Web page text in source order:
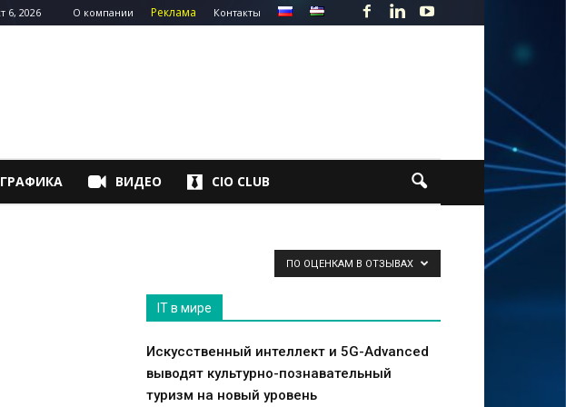
6, 2026 О компании Реклама Контакты
ВИДЕО CIO CLUB
ПО ОЦЕНКАМ В ОТЗЫВАХ
IT в мире
Искусственный интеллект и 5G-Advanced
выводят культурно-познавательный
туризм на новый уровень